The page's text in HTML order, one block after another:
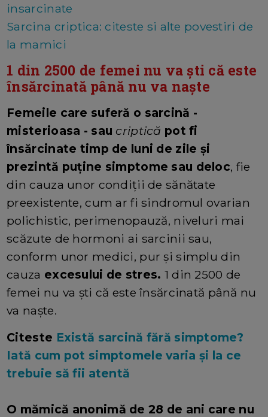
insarcinate
Sarcina criptica: citeste si alte povestiri de
la mamici
1 din 2500 de femei nu va ști că este
însărcinată până nu va naște
Femeile care suferă o sarcină -
misterioasa - sau criptică pot fi
însărcinate timp de luni de zile și
prezintă puține simptome sau deloc, fie
din cauza unor condiții de sănătate
preexistente, cum ar fi sindromul ovarian
polichistic, perimenopauză, niveluri mai
scăzute de hormoni ai sarcinii sau,
conform unor medici, pur și simplu din
cauza excesului de stres. 1 din 2500 de
femei nu va ști că este însărcinată până nu
va naște.
Citeste Există sarcină fără simptome?
Iată cum pot simptomele varia și la ce
trebuie să fii atentă
O mămică anonimă de 28 de ani care nu